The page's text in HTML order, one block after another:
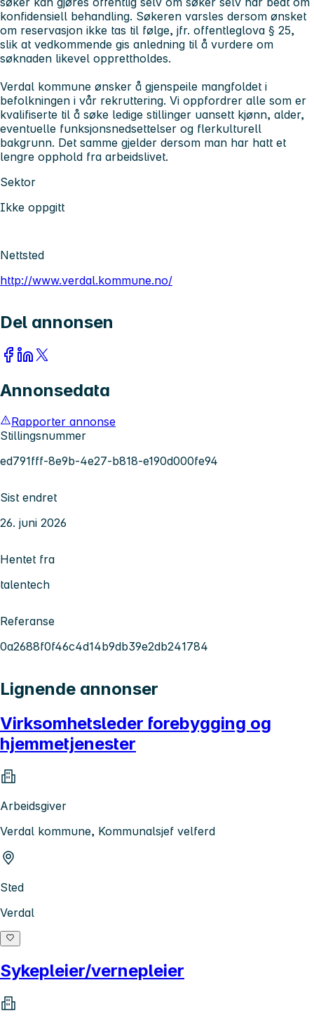
konfidensiell behandling. Søkeren varsles dersom ønsket
om reservasjon ikke tas til følge, jfr. offentleglova § 25,
slik at vedkommende gis anledning til å vurdere om
søknaden likevel opprettholdes.
Verdal kommune ønsker å gjenspeile mangfoldet i
befolkningen i vår rekruttering. Vi oppfordrer alle som er
kvalifiserte til å søke ledige stillinger uansett kjønn, alder,
eventuelle funksjonsnedsettelser og flerkulturell
bakgrunn. Det samme gjelder dersom man har hatt et
lengre opphold fra arbeidslivet.
Sektor
Ikke oppgitt
Nettsted
http://www.verdal.kommune.no/
Del annonsen
Annonsedata
Rapporter annonse
Stillingsnummer
ed791fff-8e9b-4e27-b818-e190d000fe94
Sist endret
26. juni 2026
Hentet fra
talentech
Referanse
0a2688f0f46c4d14b9db39e2db241784
Lignende annonser
Virksomhetsleder forebygging og
hjemmetjenester
Arbeidsgiver
Verdal kommune, Kommunalsjef velferd
Sted
Verdal
Sykepleier/vernepleier